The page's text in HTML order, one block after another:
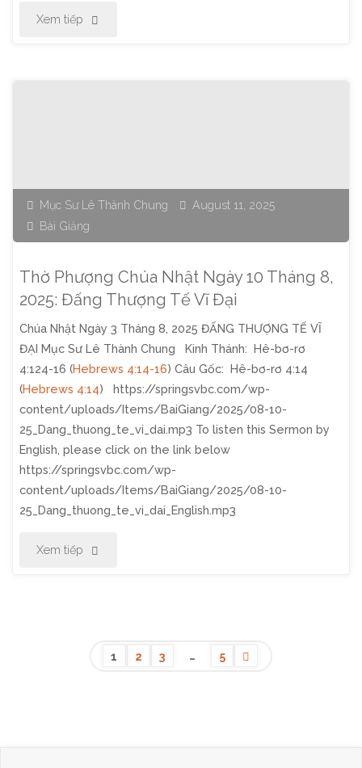
Thành"
Xem tiếp "Thờ
18
Tháng
2026:
Cùng
Nhau
Vụ
Chúa"
Mục Sư Lê Thành Chung
August 11, 2025
Bài Giảng
Thờ Phượng Chúa Nhật Ngày 10 Tháng 8,
2025: Đấng Thượng Tế Vĩ Đại
Chúa Nhật Ngày 3 Tháng 8, 2025 ĐẤNG THƯỢNG TẾ VĨ
ĐẠI Mục Sư Lê Thành Chung Kinh Thánh: Hê-bơ-rơ
4:124-16 (Hebrews 4:14-16) Câu Gốc: Hê-bơ-rơ 4:14
(Hebrews 4:14) https://springsvbc.com/wp-
content/uploads/Items/BaiGiang/2025/08-10-
25_Dang_thuong_te_vi_dai.mp3 To listen this Sermon by
English, please click on the link below
https://springsvbc.com/wp-
content/uploads/Items/BaiGiang/2025/08-10-
25_Dang_thuong_te_vi_dai_English.mp3
Xem tiếp "Thờ
1 2 3 … 5